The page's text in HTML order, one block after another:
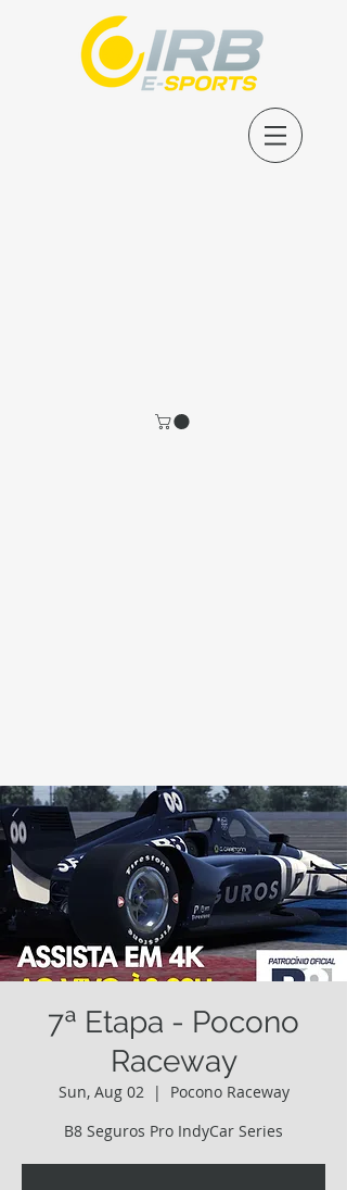
7ª Etapa - Pocono
Raceway
Sun, Aug 02
  |
Pocono Raceway
B8 Seguros Pro IndyCar Series